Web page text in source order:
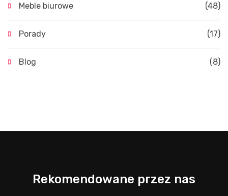
Meble biurowe (48)
Porady (17)
Blog (8)
Rekomendowane przez nas